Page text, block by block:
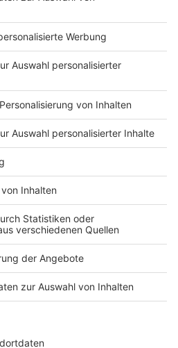
einem
Kontakt
Studio-Hotline
Verkehrs-Hotline
Newsletter